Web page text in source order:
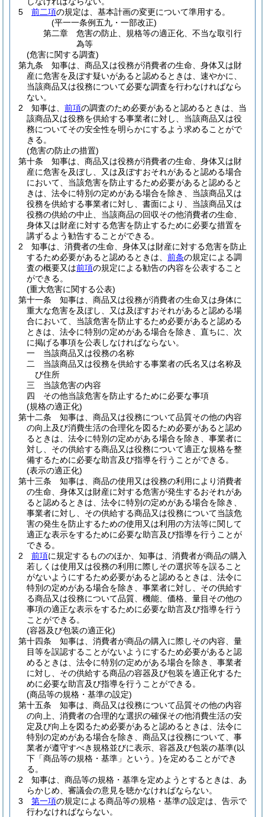
5
前二項の規定は、基本計画の変更について準用する。
(平一一条例五九・一部改正)
第二章
危害の防止、規格等の適正化、不当な取引行
為等
(危害に関する調査)
第九条
知事は、商品又は役務が消費者の生命、身体又は財
産に危害を及ぼす疑いがあると認めるときは、速やかに、
当該商品又は役務について必要な調査を行わなければなら
ない。
2
知事は、 前項の調査のため必要があると認めるときは、当
該商品又は役務を供給する事業者に対し、当該商品又は役
務についてその安全性を明らかにするよう求めることがで
きる。
(危害の防止の措置)
第十条
知事は、商品又は役務が消費者の生命、身体又は財
産に危害を及ぼし、又は及ぼすおそれがあると認める場合
において、当該危害を防止するため必要があると認めると
きは、法令に特別の定めがある場合を除き、当該商品又は
役務を供給する事業者に対し、書面により、当該商品又は
役務の供給の中止、当該商品の回収その他消費者の生命、
身体又は財産に対する危害を防止するために必要な措置を
講ずるよう勧告することができる。
2
知事は、消費者の生命、身体又は財産に対する危害を防止
するため必要があると認めるときは、 前条の規定による調
査の概要又は前項の規定による勧告の内容を公表すること
ができる。
(重大危害に関する公表)
第十一条
知事は、商品又は役務が消費者の生命又は身体に
重大な危害を及ぼし、又は及ぼすおそれがあると認める場
合において、当該危害を防止するため必要があると認める
ときは、法令に特別の定めがある場合を除き、直ちに、次
に掲げる事項を公表しなければならない。
一
当該商品又は役務の名称
二
当該商品又は役務を供給する事業者の氏名又は名称及
び住所
三
当該危害の内容
四
その他当該危害を防止するために必要な事項
(規格の適正化)
第十二条
知事は、商品又は役務について品質その他の内容
の向上及び消費生活の合理化を図るため必要があると認め
るときは、法令に特別の定めがある場合を除き、事業者に
対し、その供給する商品又は役務について適正な規格を整
備するために必要な助言及び指導を行うことができる。
(表示の適正化)
第十三条
知事は、商品の使用又は役務の利用により消費者
の生命、身体又は財産に対する危害が発生するおそれがあ
ると認めるときは、法令に特別の定めがある場合を除き、
事業者に対し、その供給する商品又は役務について当該危
害の発生を防止するための使用又は利用の方法等に関して
適正な表示をするために必要な助言及び指導を行うことが
できる。
2
前項に規定するもののほか、知事は、消費者が商品の購入
若しくは使用又は役務の利用に際しその選択等を誤ること
がないようにするため必要があると認めるときは、法令に
特別の定めがある場合を除き、事業者に対し、その供給す
る商品又は役務について品質、機能、価格、量目その他の
事項の適正な表示をするために必要な助言及び指導を行う
ことができる。
(容器及び包装の適正化)
第十四条
知事は、消費者が商品の購入に際しその内容、量
目等を誤認することがないようにするため必要があると認
めるときは、法令に特別の定めがある場合を除き、事業者
に対し、その供給する商品の容器及び包装を適正化するた
めに必要な助言及び指導を行うことができる。
(商品等の規格・基準の設定)
第十五条
知事は、商品又は役務について品質その他の内容
の向上、消費者の合理的な選択の確保その他消費生活の安
定及び向上を図るため必要があると認めるときは、法令に
特別の定めがある場合を除き、商品又は役務について、事
業者が遵守すべき規格並びに表示、容器及び包装の基準(以
下「商品等の規格・基準」という。)を定めることができ
る。
2
知事は、商品等の規格・基準を定めようとするときは、あ
らかじめ、審議会の意見を聴かなければならない。
3
第一項の規定による商品等の規格・基準の設定は、告示で
行わなければならない。